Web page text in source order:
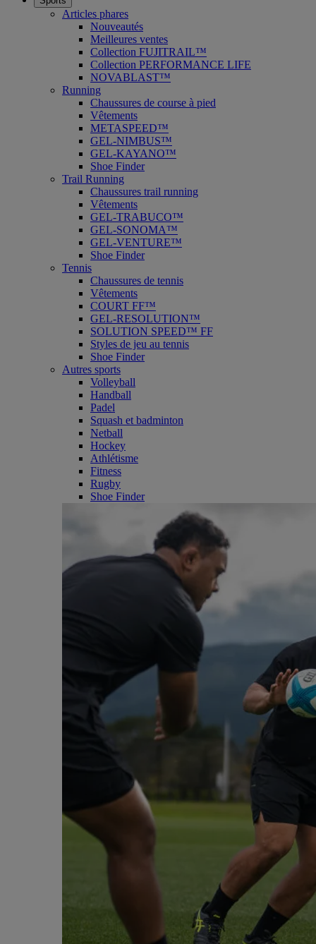
Articles phares
Nouveautés
Meilleures ventes
Collection FUJITRAIL™
Collection PERFORMANCE LIFE
NOVABLAST™
Running
Chaussures de course à pied
Vêtements
METASPEED™
GEL-NIMBUS™
GEL-KAYANO™
Shoe Finder
Trail Running
Chaussures trail running
Vêtements
GEL-TRABUCO™
GEL-SONOMA™
GEL-VENTURE™
Shoe Finder
Tennis
Chaussures de tennis
Vêtements
COURT FF™
GEL-RESOLUTION™
SOLUTION SPEED™ FF
Styles de jeu au tennis
Shoe Finder
Autres sports
Volleyball
Handball
Padel
Squash et badminton
Netball
Hockey
Athlétisme
Fitness
Rugby
Shoe Finder